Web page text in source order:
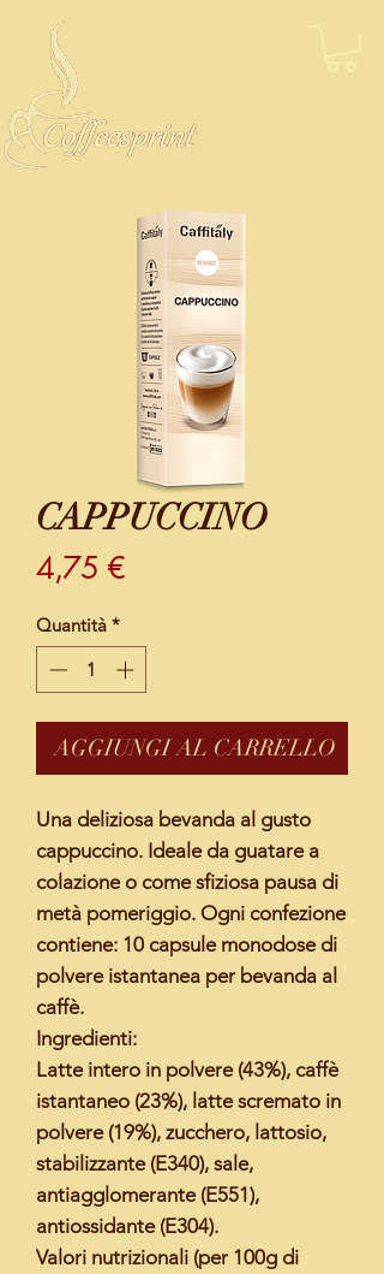
CAPPUCCINO
4,75 €Prezzo
Quantità *
AGGIUNGI AL CARRELLO
Una deliziosa bevanda al gusto
cappuccino. Ideale da guatare a
colazione o come sfiziosa pausa di
metà pomeriggio. Ogni confezione
contiene: 10 capsule monodose di
polvere istantanea per bevanda al
caffè.
Ingredienti:
Latte intero in polvere (43%), caffè
istantaneo (23%), latte scremato in
polvere (19%), zucchero, lattosio,
stabilizzante (E340), sale,
antiagglomerante (E551),
antiossidante (E304).
Valori nutrizionali (per 100g di